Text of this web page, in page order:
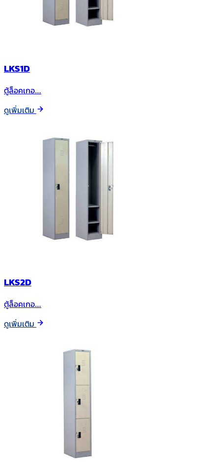
LKS1D
ตู้ล็อคเกอ…
ดูเพิ่มเติม
LKS2D
ตู้ล็อคเกอ…
ดูเพิ่มเติม